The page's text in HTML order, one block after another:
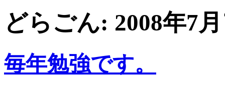
どらごん: 2008年7
毎年勉強です。